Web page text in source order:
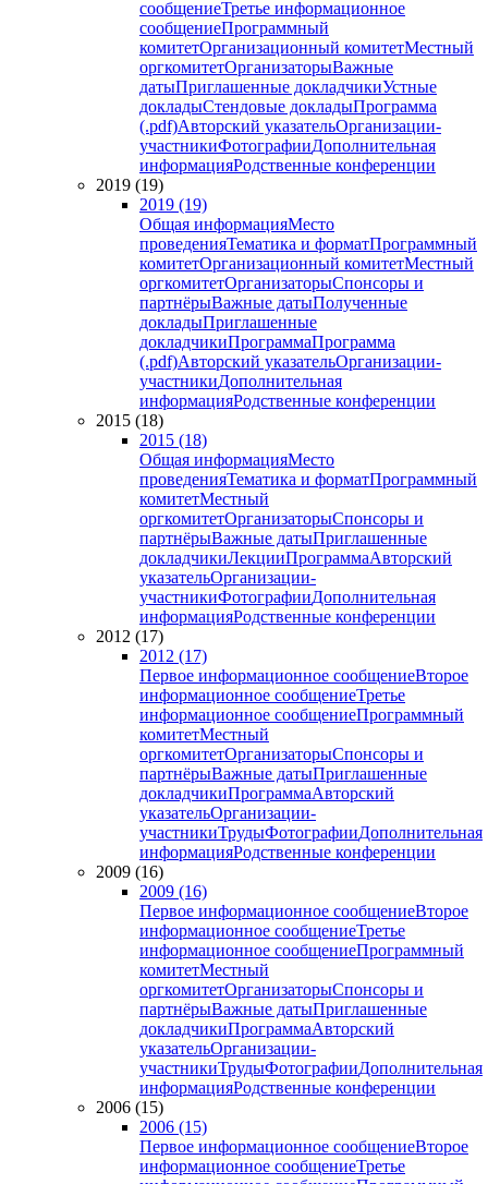
сообщениеТретье информационное
сообщениеПрограммный
комитетОрганизационный комитетМестный
оргкомитетОрганизаторыВажные
датыПриглашенные докладчикиУстные
докладыСтендовые докладыПрограмма
(.pdf)Авторский указательОрганизации-
участникиФотографииДополнительная
информацияРодственные конференции
2019 (19)
2019 (19)
Общая информацияМесто
проведенияТематика и форматПрограммный
комитетОрганизационный комитетМестный
оргкомитетОрганизаторыСпонсоры и
партнёрыВажные датыПолученные
докладыПриглашенные
докладчикиПрограммаПрограмма
(.pdf)Авторский указательОрганизации-
участникиДополнительная
информацияРодственные конференции
2015 (18)
2015 (18)
Общая информацияМесто
проведенияТематика и форматПрограммный
комитетМестный
оргкомитетОрганизаторыСпонсоры и
партнёрыВажные датыПриглашенные
докладчикиЛекцииПрограммаАвторский
указательОрганизации-
участникиФотографииДополнительная
информацияРодственные конференции
2012 (17)
2012 (17)
Первое информационное сообщениеВторое
информационное сообщениеТретье
информационное сообщениеПрограммный
комитетМестный
оргкомитетОрганизаторыСпонсоры и
партнёрыВажные датыПриглашенные
докладчикиПрограммаАвторский
указательОрганизации-
участникиТрудыФотографииДополнительная
информацияРодственные конференции
2009 (16)
2009 (16)
Первое информационное сообщениеВторое
информационное сообщениеТретье
информационное сообщениеПрограммный
комитетМестный
оргкомитетОрганизаторыСпонсоры и
партнёрыВажные датыПриглашенные
докладчикиПрограммаАвторский
указательОрганизации-
участникиТрудыФотографииДополнительная
информацияРодственные конференции
2006 (15)
2006 (15)
Первое информационное сообщениеВторое
информационное сообщениеТретье